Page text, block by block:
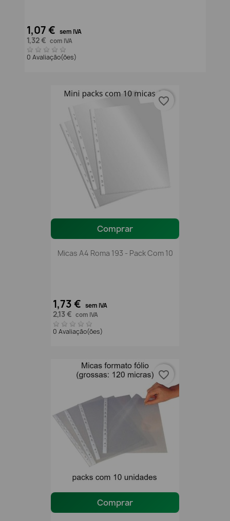
1,07 € sem IVA
1,32 € com IVA
0 Avaliação(ões)
Comprar
Micas A4 Roma 193 - Pack Com 10
1,73 € sem IVA
2,13 € com IVA
0 Avaliação(ões)
favorite_border
Comprar
favorite_border